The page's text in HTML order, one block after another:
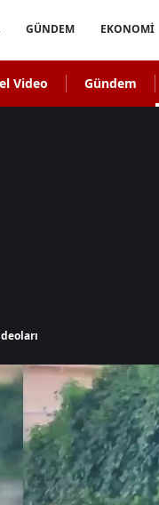
GÜNDEM EKONOMİ
Video Gündem